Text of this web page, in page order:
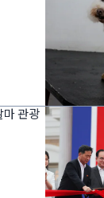
마 관광